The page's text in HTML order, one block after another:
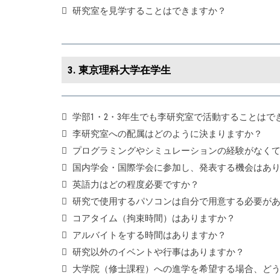
研究室を見学することはできますか？
3. 東京理科大学在学生
学部1・2・3年生でも李研究室で活動することはで
李研究室への配属はどのように決まりますか？
プログラミングやシミュレーションの経験がなく
国内学会・国際学会に参加し、発表する機会はあ
英語力はどの程度必要ですか？
研究で使用するパソコンは自分で用意する必要が
コアタイム（拘束時間）はありますか？
アルバイトをする時間はありますか？
研究以外のイベントや行事はありますか？
大学院（修士課程）への進学を希望する場合、ど